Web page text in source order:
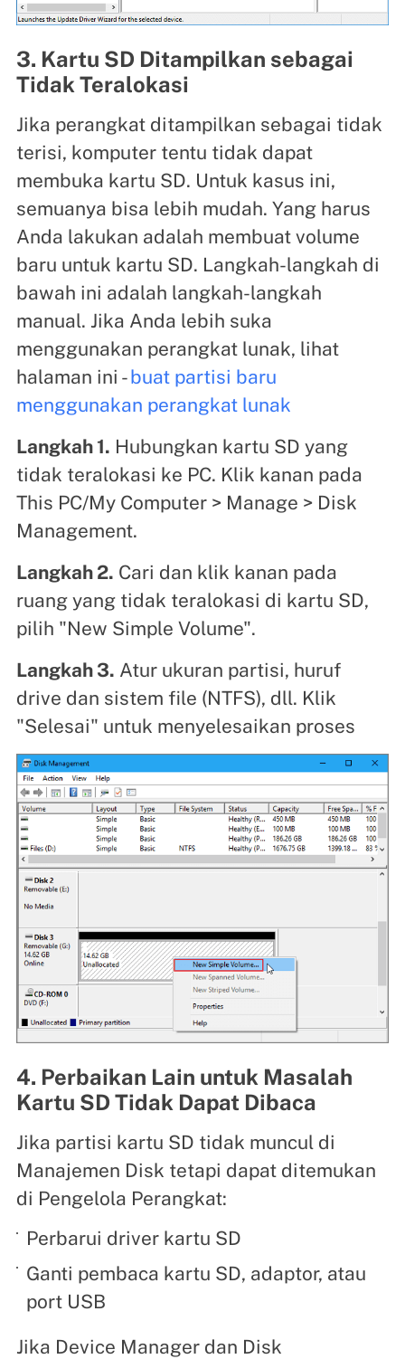
3. Kartu SD Ditampilkan sebagai
Tidak Teralokasi
Jika perangkat ditampilkan sebagai tidak
terisi, komputer tentu tidak dapat
membuka kartu SD. Untuk kasus ini,
semuanya bisa lebih mudah. Yang harus
Anda lakukan adalah membuat volume
baru untuk kartu SD. Langkah-langkah di
bawah ini adalah langkah-langkah
manual. Jika Anda lebih suka
menggunakan perangkat lunak, lihat
halaman ini -buat partisi baru
menggunakan perangkat lunak
Langkah 1. Hubungkan kartu SD yang
tidak teralokasi ke PC. Klik kanan pada
This PC/My Computer > Manage > Disk
Management.
Langkah 2. Cari dan klik kanan pada
ruang yang tidak teralokasi di kartu SD,
pilih "New Simple Volume".
Langkah 3. Atur ukuran partisi, huruf
drive dan sistem file (NTFS), dll. Klik
"Selesai" untuk menyelesaikan proses
4. Perbaikan Lain untuk Masalah
Kartu SD Tidak Dapat Dibaca
Jika partisi kartu SD tidak muncul di
Manajemen Disk tetapi dapat ditemukan
di Pengelola Perangkat:
Perbarui driver kartu SD
Ganti pembaca kartu SD, adaptor, atau
port USB
Jika Device Manager dan Disk